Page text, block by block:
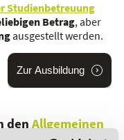
Studienbetreuung
Betrag, aber
ausgestellt werden.
Zur Ausbildung
den Allgemeinen